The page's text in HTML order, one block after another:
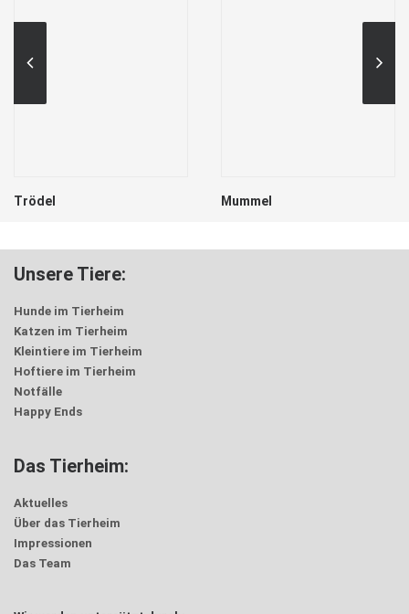
Trödel Mummel
Unsere Tiere:
Hunde im Tierheim
Katzen im Tierheim
Kleintiere im Tierheim
Hoftiere im Tierheim
Notfälle
Happy Ends
Das Tierheim:
Aktuelles
Über das Tierheim
Impressionen
Das Team